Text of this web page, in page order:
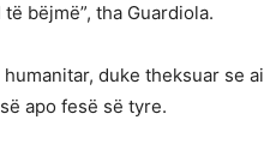
bëjmë”, tha Guardiola.
duke theksuar se ai
apo fesë së tyre.